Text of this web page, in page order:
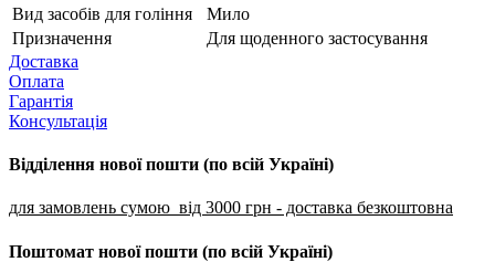
Вид засобів для гоління
Мило
Призначення
Для щоденного застосування
Доставка
Оплата
Гарантія
Консультація
Відділення нової пошти (по всій Україні)
для замовлень сумою від 3000 грн - доставка безкоштовна
Поштомат нової пошти (по всій Україні)